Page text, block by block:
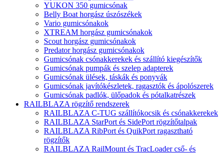
YUKON 350 gumicsónak
Belly Boat horgász úszószékek
Vario gumicsónakok
XTREAM horgász gumicsónakok
Scout horgász gumicsónakok
Predator horgász gumicsónakok
Gumicsónak csónakkerekek és szállító kiegészítők
Gumicsónak pumpák és szelep adapterek
Gumicsónak ülések, táskák és ponyvák
Gumicsónak javítókészletek, ragasztók és ápolószerek
Gumicsónak padlók, ülőpadok és pótalkatrészek
RAILBLAZA rögzítő rendszerek
RAILBLAZA C-TUG szállítókocsik és csónakkerekek
RAILBLAZA StarPort és SidePort rögzítőtalpak
RAILBLAZA RibPort és QuikPort ragasztható
rögzítők
RAILBLAZA RailMount és TracLoader cső- és